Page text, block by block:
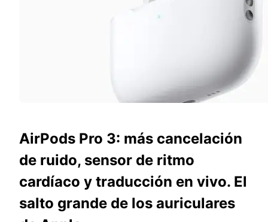
AirPods Pro 3: más cancelación
de ruido, sensor de ritmo
cardíaco y traducción en vivo. El
salto grande de los auriculares